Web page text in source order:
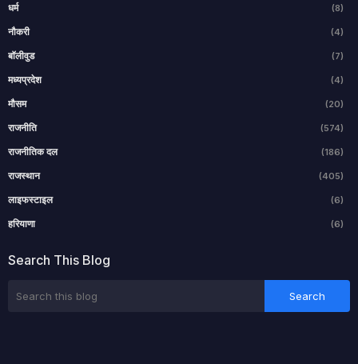
धर्म (8)
नौकरी (4)
बॉलीवुड (7)
मध्यप्रदेश (4)
मौसम (20)
राजनीति (574)
राजनीतिक दल (186)
राजस्थान (405)
लाइफस्टाइल (6)
हरियाणा (6)
Search This Blog